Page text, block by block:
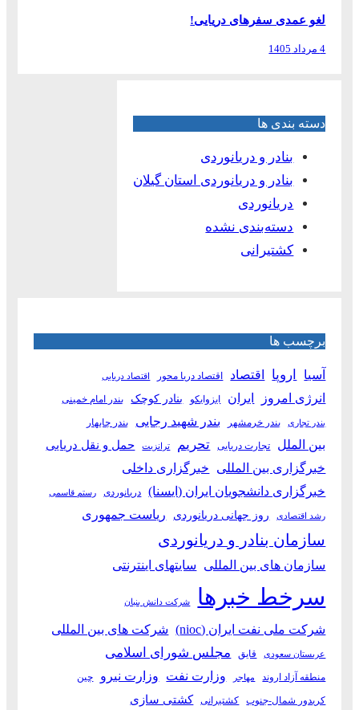
لغو عمدی سفرهای دریایی!
4 مرداد 1405
دسته بندی ها
بنادر و دریانوردی
بنادر و دریانوردی استان گیلان
دریانوردی
دسته‌بندی نشده
کشتیرانی
برچسب ها
آسیا اروپا اقتصاد اقتصاد دریا محور اقتصاد دریایی
انرژی امروز ایران ایزوایکو بنادر کوچک بندر امام خمینی
بندر تجاری بندر خرمشهر بندر شهید رجایی بندر چابهار
بین الملل تجارت دریایی تحریم ترانزیت حمل و نقل دریایی
خبرگزاری بین المللی خبرگزاری داخلی
خبرگزاری دانشجویان ایران (ایسنا)
دریانوردی رستم قاسمی
رشد اقتصادی روز جهانی دریانوردی ریاست جمهوری
سازمان بنادر و دریانوردی
سازمان های بین المللی سایتهای اینترنتی
سرخط خبرها شرکت دانش بنیان
شرکت ملی نفت ایران (nioc) شرکت های بین المللی
عربستان سعودی قایق مجلس شورای اسلامی
منطقه آزاد اروند مهاجر وزارت نفت وزارت نیرو چین
کریدور شمال-جنوب کشتیرانی کشتی سازی